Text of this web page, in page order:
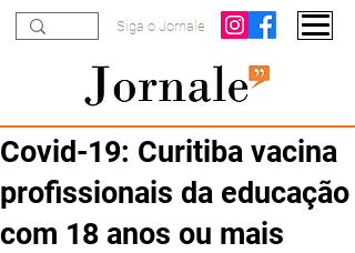
Siga o Jornale
Covid-19: Curitiba vacina
profissionais da educação
com 18 anos ou mais